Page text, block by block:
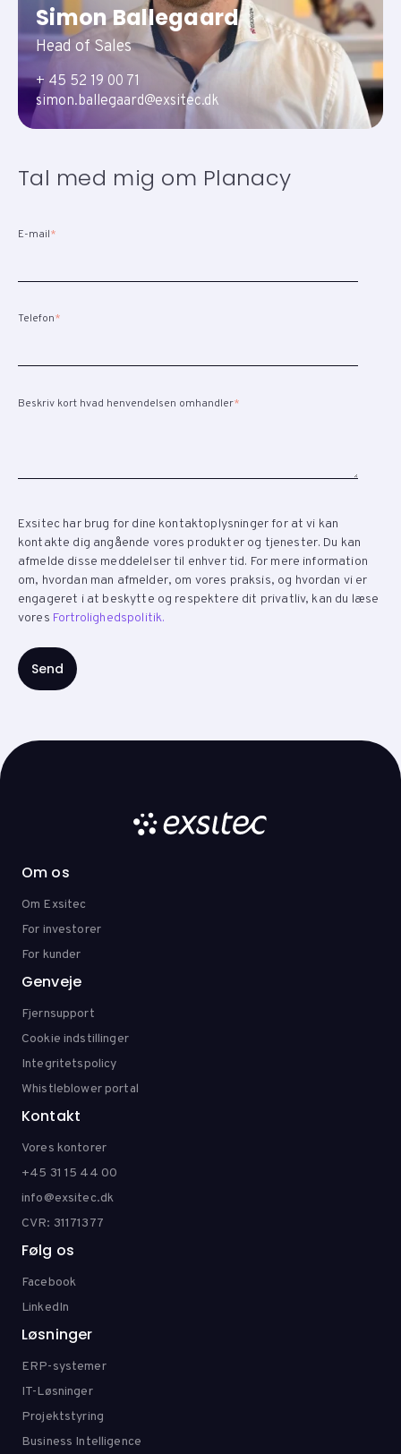
Simon Ballegaard
Head of Sales
+ 45 52 19 00 71
simon.ballegaard@exsitec.dk
Tal med mig om Planacy
E-mail*
Telefon*
Beskriv kort hvad henvendelsen omhandler*
Exsitec har brug for dine kontaktoplysninger for at vi kan
kontakte dig angående vores produkter og tjenester. Du kan
afmelde disse meddelelser til enhver tid. For mere information
om, hvordan man afmelder, om vores praksis, og hvordan vi er
engageret i at beskytte og respektere dit privatliv, kan du læse
vores Fortrolighedspolitik.
Om os
Om Exsitec
For investorer
For kunder
Genveje
Fjernsupport
Cookie indstillinger
Integritetspolicy
Whistleblower portal
Kontakt
Vores kontorer
+45 31 15 44 00
info@exsitec.dk
CVR: 31171377
Følg os
Facebook
LinkedIn
Løsninger
ERP-systemer
IT-Løsninger
Projektstyring
Business Intelligence